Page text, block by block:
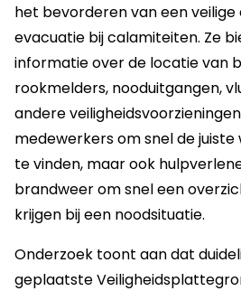
het bevorderen van een
evacuatie bij calamiteiten. Ze
informatie over de locatie van
rookmelders, nooduitgangen,
andere
medewerkers om snel de
te vinden, maar ook
brandweer om snel een
krijgen bij een noodsituatie.
Onderzoek toont aan dat
geplaatste